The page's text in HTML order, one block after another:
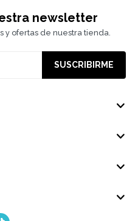
newsletter
y ofertas de nuestra tienda.
SUSCRIBIRME